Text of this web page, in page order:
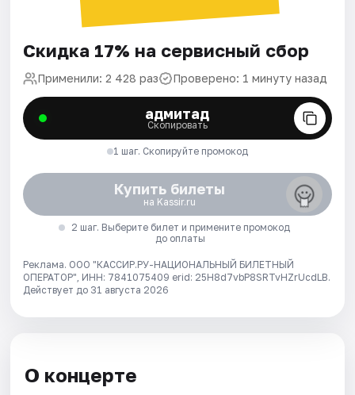
Скидка 17% на сервисный сбор
Применили: 2 428 раз Проверено: 1 минуту назад
адмитад
Скопировать
1 шаг. Скопируйте промокод
Купить билеты
на Kassir.ru
2 шаг. Выберите билет и примените промокод
до оплаты
Реклама. ООО "КАССИР.РУ-НАЦИОНАЛЬНЫЙ БИЛЕТНЫЙ
ОПЕРАТОР", ИНН: 7841075409 erid: 25H8d7vbP8SRTvHZrUcdLB.
Действует до 31 августа 2026
О концерте